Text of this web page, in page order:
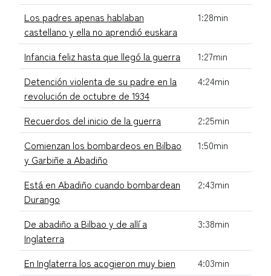
Los padres apenas hablaban
castellano y ella no aprendió euskara
1:28min
Infancia feliz hasta que llegó la guerra
1:27min
Detención violenta de su padre en la
revolución de octubre de 1934
4:24min
Recuerdos del inicio de la guerra
2:25min
Comienzan los bombardeos en Bilbao
y Garbiñe a Abadiño
1:50min
Está en Abadiño cuando bombardean
Durango
2:43min
De abadiño a Bilbao y de allí a
Inglaterra
3:38min
En Inglaterra los acogieron muy bien
4:03min